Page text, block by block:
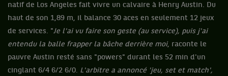
natif de Los Angeles fait vivre un calvaire à Henry Austin. Du
haut de son 1,89 m, il balance 30 aces en seulement 12 jeux
de services. "Je l'ai vu faire son geste (au service), puis j'ai
entendu la balle frapper la bâche derrière moi, raconte le
pauvre Austin resté sans "powers" durant les 52 min d'un
cinglant 6/4 6/2 6/0. L'arbitre a annoncé 'jeu, set et match',